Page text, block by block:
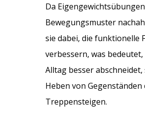
Da
Bewegungsmuster
sie dabei, die funktionelle
verbessern, was bedeutet,
Alltag besser abschneidet,
Heben von Gegenständen
Treppensteigen.